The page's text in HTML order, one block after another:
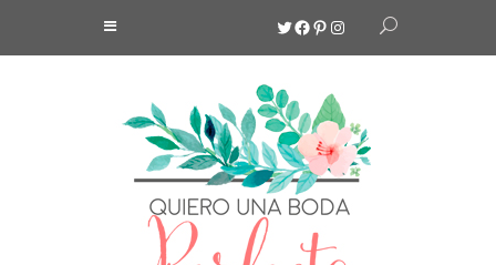
Twitter
Facebook
Pinterest
Instagram